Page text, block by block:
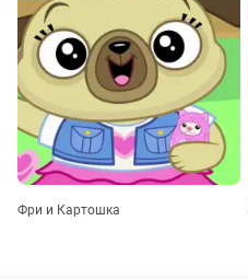
Фри и Картошка